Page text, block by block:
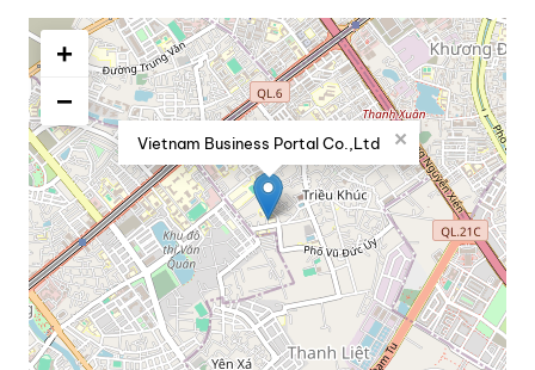
Vietnam Business Portal Co.,Ltd ×
+
−